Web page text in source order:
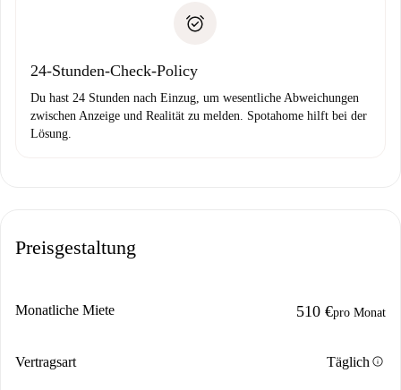
24-Stunden-Check-Policy
Du hast 24 Stunden nach Einzug, um wesentliche Abweichungen
zwischen Anzeige und Realität zu melden. Spotahome hilft bei der
Lösung.
Preisgestaltung
Monatliche Miete 510 €pro Monat
Vertragsart Täglich info